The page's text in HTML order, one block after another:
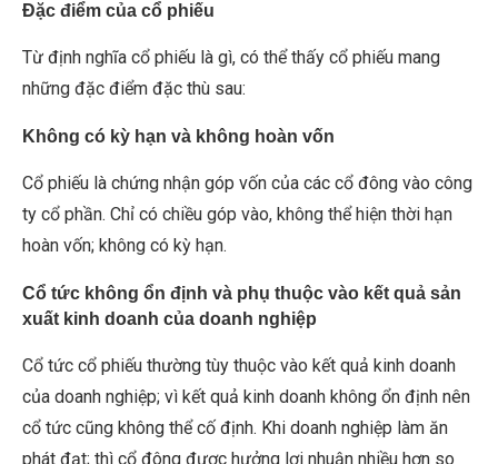
Đặc điểm của cổ phiếu
Từ định nghĩa cổ phiếu là gì, có thể thấy cổ phiếu mang
những đặc điểm đặc thù sau:
Không có kỳ hạn và không hoàn vốn
Cổ phiếu là chứng nhận góp vốn của các cổ đông vào công
ty cổ phần. Chỉ có chiều góp vào, không thể hiện thời hạn
hoàn vốn; không có kỳ hạn.
Cổ tức không ổn định và phụ thuộc vào kết quả sản
xuất kinh doanh của doanh nghiệp
Cổ tức cổ phiếu thường tùy thuộc vào kết quả kinh doanh
của doanh nghiệp; vì kết quả kinh doanh không ổn định nên
cổ tức cũng không thể cố định. Khi doanh nghiệp làm ăn
phát đạt; thì cổ đông được hưởng lợi nhuận nhiều hơn so